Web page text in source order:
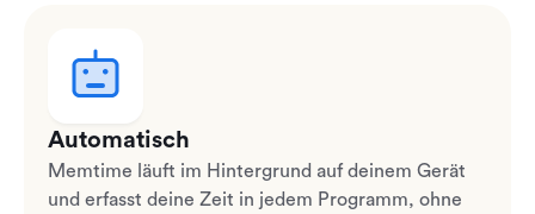
Automatisch
Memtime läuft im Hintergrund auf deinem Gerät
und erfasst deine Zeit in jedem Programm, ohne